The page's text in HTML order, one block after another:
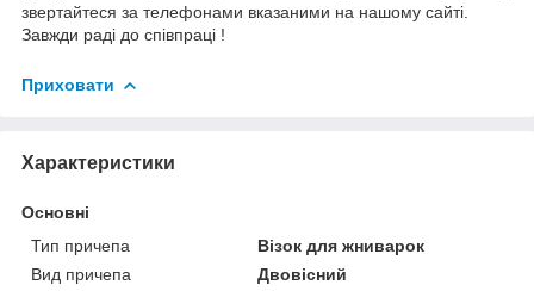
звертайтеся за телефонами вказаними на нашому сайті.
Завжди раді до співпраці !
Приховати
Характеристики
Основні
Тип причепа
Візок для жниварок
Вид причепа
Двовісний